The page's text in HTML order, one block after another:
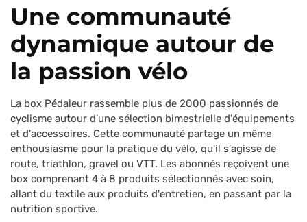
Une communauté
dynamique autour de
la passion vélo
La box Pédaleur rassemble plus de 2000 passionnés de
cyclisme autour d'une sélection bimestrielle d'équipements
et d'accessoires. Cette communauté partage un même
enthousiasme pour la pratique du vélo, qu'il s'agisse de
route, triathlon, gravel ou VTT. Les abonnés reçoivent une
box comprenant 4 à 8 produits sélectionnés avec soin,
allant du textile aux produits d'entretien, en passant par la
nutrition sportive.